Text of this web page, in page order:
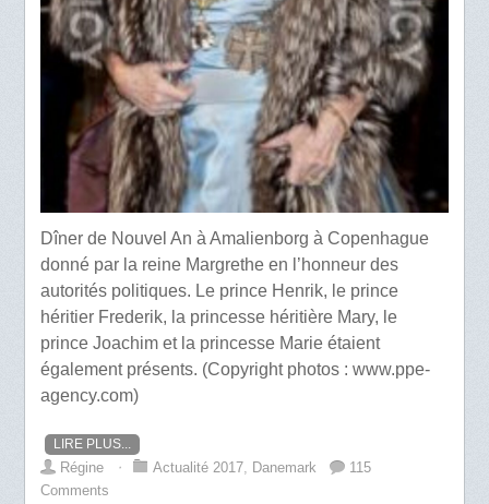
Dîner de Nouvel An à Amalienborg à Copenhague
donné par la reine Margrethe en l’honneur des
autorités politiques. Le prince Henrik, le prince
héritier Frederik, la princesse héritière Mary, le
prince Joachim et la princesse Marie étaient
également présents. (Copyright photos : www.ppe-
agency.com)
LIRE PLUS...
Régine ⋅ Actualité 2017, Danemark
115
Comments